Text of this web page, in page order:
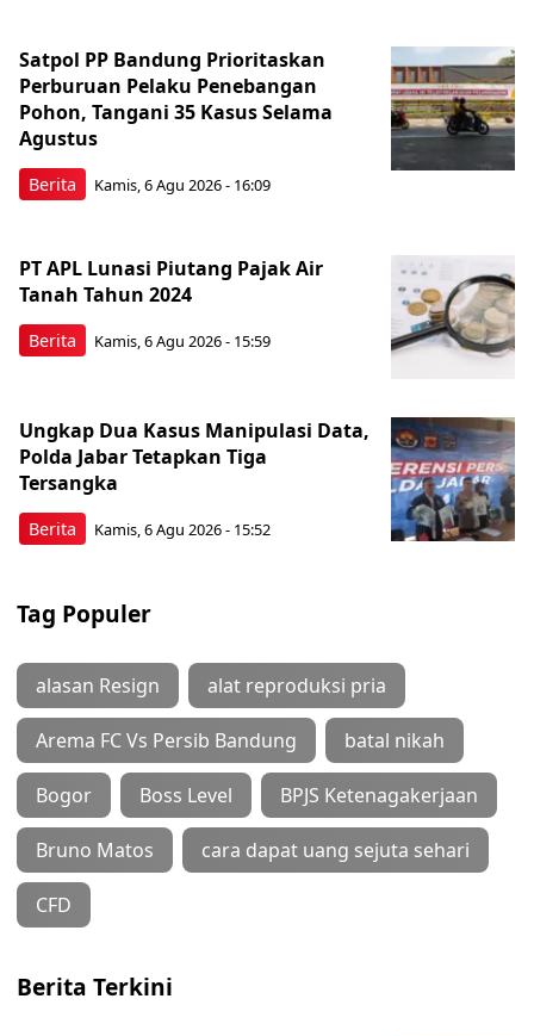
Berita
Satpol PP Bandung Prioritaskan
Perburuan Pelaku Penebangan
Pohon, Tangani 35 Kasus Selama
Agustus
Kamis, 6 Agu 2026 - 16:09
Berita
PT APL Lunasi Piutang Pajak Air
Tanah Tahun 2024
Kamis, 6 Agu 2026 - 15:59
Berita
Ungkap Dua Kasus Manipulasi Data,
Polda Jabar Tetapkan Tiga
Tersangka
Kamis, 6 Agu 2026 - 15:52
Tag Populer
alasan Resign alat reproduksi pria
Arema FC Vs Persib Bandung batal nikah
Bogor Boss Level BPJS Ketenagakerjaan
Bruno Matos cara dapat uang sejuta sehari
CFD
Berita Terkini